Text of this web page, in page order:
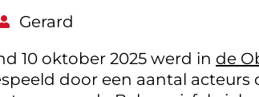
Gerard
10 oktober 2025 werd in de
door een aantal